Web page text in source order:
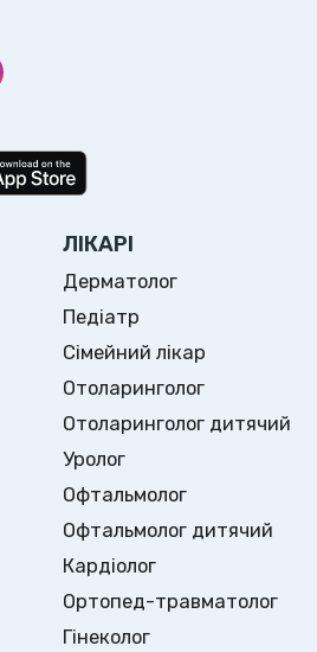
ЛІКАРІ
Дерматолог
Педіатр
Сімейний лікар
Отоларинголог
Отоларинголог дитячий
Уролог
Офтальмолог
Офтальмолог дитячий
Кардіолог
Ортопед-травматолог
Гінеколог